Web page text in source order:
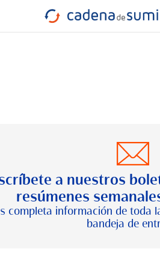
CARRETERA
MARÍTIMO
a nuestros
resúmenes
completa información de toda
bandeja de